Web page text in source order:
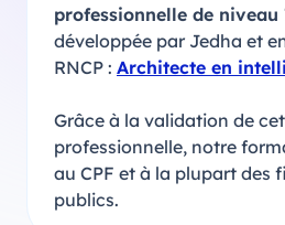
professionnelle de niveau
développée par Jedha et
RNCP : Architecte en
Grâce à la validation de
professionnelle, notre
au CPF et à la plupart des
publics.